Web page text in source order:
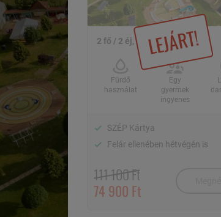
LEJÁRT!
2 fő / 2 éj, félpanzióval
Fürdő
használat
Egy
gyermek
ingyenes
SZÉP Kártya
Felár ellenében hétvégén is
111 100 Ft
74 900 Ft